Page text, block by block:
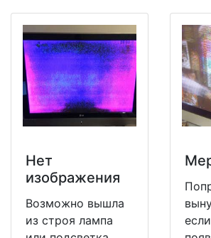
Нет
изображения
Возможно вышла
из строя лампа